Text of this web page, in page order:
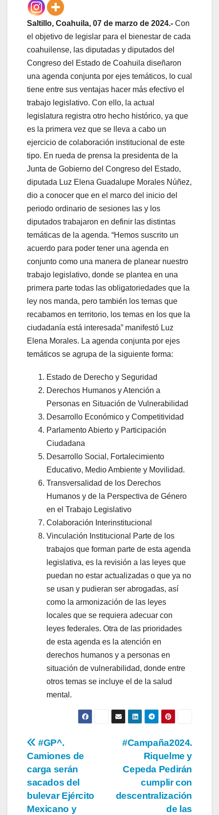
Saltillo, Coahuila, 07 de marzo de 2024.- Con
el objetivo de legislar para el bienestar de cada
coahuilense, las diputadas y diputados del
Congreso del Estado de Coahuila diseñaron
una agenda conjunta por ejes temáticos, lo cual
tiene entre sus ventajas hacer más efectivo el
trabajo legislativo. Con ello, la actual
legislatura registra otro hecho histórico, ya que
es la primera vez que se lleva a cabo un
ejercicio de colaboración institucional de este
tipo. En rueda de prensa la presidenta de la
Junta de Gobierno del Congreso del Estado,
diputada Luz Elena Guadalupe Morales Núñez,
dio a conocer que en el marco del inicio del
periodo ordinario de sesiones las y los
diputados trabajaron en definir las distintas
temáticas de la agenda. “Hemos suscrito un
acuerdo para poder tener una agenda en
conjunto como una manera de planear nuestro
trabajo legislativo, donde se plantea en una
primera parte todas las obligatoriedades que la
ley nos manda, pero también los temas que
recabamos en territorio, los temas en los que la
ciudadanía está interesada” manifestó Luz
Elena Morales. La agenda conjunta por ejes
temáticos se agrupa de la siguiente forma:
Estado de Derecho y Seguridad
Derechos Humanos y Atención a
Personas en Situación de Vulnerabilidad
Desarrollo Económico y Competitividad
Parlamento Abierto y Participación
Ciudadana
Desarrollo Social, Fortalecimiento
Educativo, Medio Ambiente y Movilidad.
Transversalidad de los Derechos
Humanos y de la Perspectiva de Género
en el Trabajo Legislativo
Colaboración Interinstitucional
Vinculación Institucional Parte de los
trabajos que forman parte de esta agenda
legislativa, es la revisión a las leyes que
puedan no estar actualizadas o que ya no
se usan y pudieran ser abrogadas, así
como la armonización de las leyes
locales que se requiera adecuar con
leyes federales. Otra de las prioridades
de esta agenda es la atención en
derechos humanos y a personas en
situación de vulnerabilidad, donde entre
otros temas se incluye el de la salud
mental.
Navegación
de
entradas
#Campaña2024.
Riquelme y
Cepeda Pedirán
cumplir con
descentralización
de las
#GP^.
Camiones de
carga serán
sacados del
bulevar Ejército
Mexicano y